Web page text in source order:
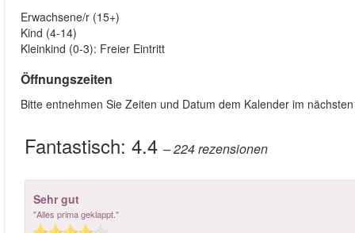
Erwachsene/r (15+)
Kind (4-14)
Kleinkind (0-3): Freier Eintritt
Öffnungszeiten
Bitte entnehmen Sie Zeiten und Datum dem Kalender im
Fantastisch: 4.4 – 224rezensionen
Sehr gut
"Alles prima geklappt."